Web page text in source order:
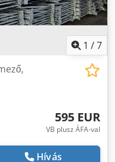
1 /7
595 EUR
VB plusz ÁFA-val
Hívás